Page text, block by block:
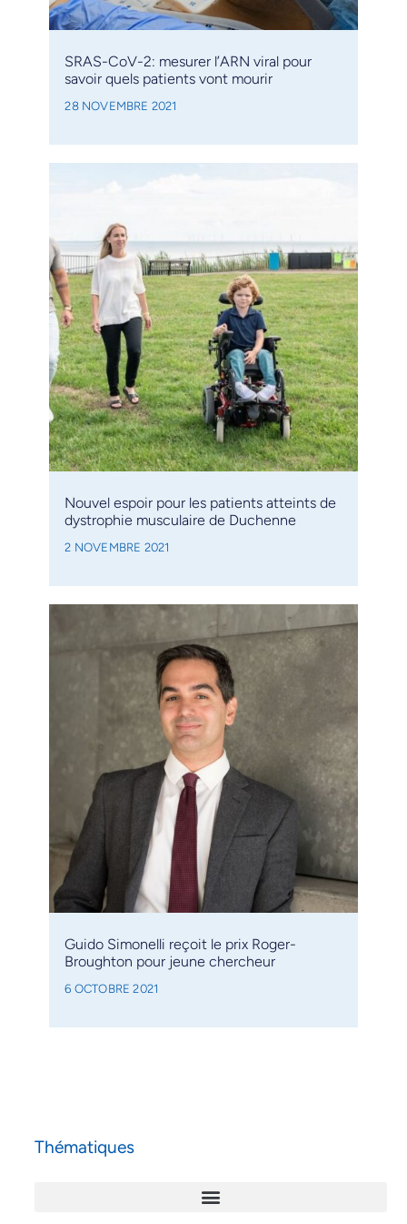
SRAS-CoV-2: mesurer l’ARN viral pour
savoir quels patients vont mourir
28 NOVEMBRE 2021
Nouvel espoir pour les patients atteints de
dystrophie musculaire de Duchenne
2 NOVEMBRE 2021
Guido Simonelli reçoit le prix Roger-
Broughton pour jeune chercheur
6 OCTOBRE 2021
Thématiques